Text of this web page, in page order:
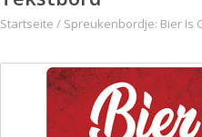
Startseite / Spreukenbordje: Bier Is